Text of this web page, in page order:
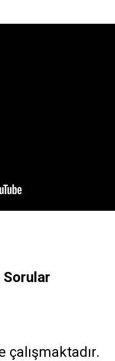
Sorular
çalışmaktadır.